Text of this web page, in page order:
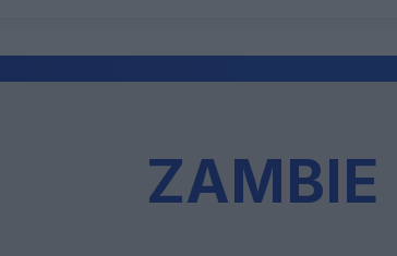
Vidéo
ZAMBIE